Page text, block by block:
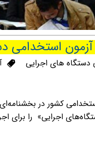
آزمون استخدامی
دستگاه های اجرایی
کشور در
اجرایی» را